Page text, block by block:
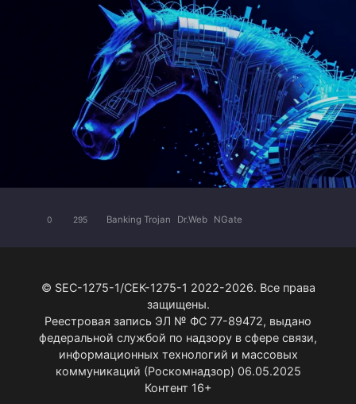
0 295 Banking Trojan Dr.Web NGate
© SEC-1275-1/СЕК-1275-1 2022-2026. Все права
защищены.
Реестровая запись ЭЛ № ФС 77-89472, выдано
федеральной службой по надзору в сфере связи,
информационных технологий и массовых
коммуникаций (Роскомнадзор) 06.05.2025
Контент 16+